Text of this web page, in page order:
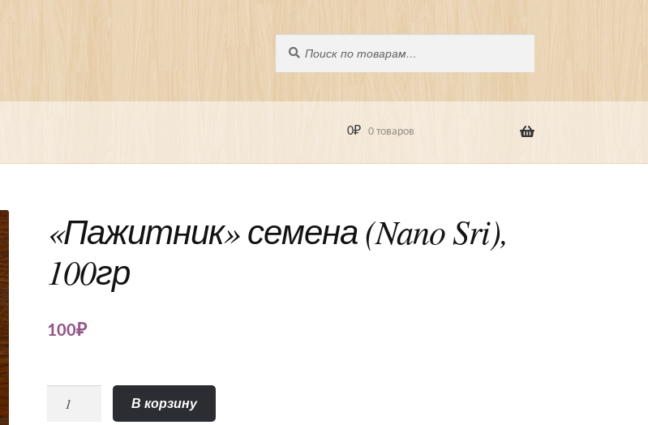
0₽ 0 товаров
«Пажитник» семена (Nano Sri),
100гр
100₽
"Пажитник"
В корзину